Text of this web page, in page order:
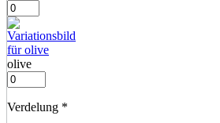
olive
Verdelung *